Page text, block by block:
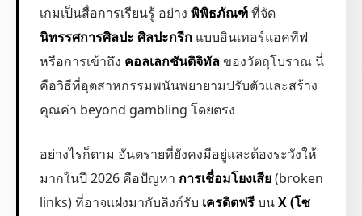
เกมเป็นสื่อการเรียนรู้ อย่าง พิพิธภัณฑ์ที่จัด
นิทรรศการศิลปะ ศิลปะกรีก แบบอินเทอร์แอคทีฟ
หรือการเข้าถึง คอลเลกชันดิจิทัลของวัตถุโบราณ นี่
คือวิธีที่อุตสาหกรรมพนันพยายามปรับตัวและสร้าง
คุณค่า beyond gambling โดยตรง
อย่างไรก็ตาม อันตรายที่ยังคงมีอยู่และต้องระวังให้
มากในปี 2026 คือปัญหา การเชื่อมโยงเสีย(broken
links) ที่อาจแฝงมากับลิงก์รับ เครดิตฟรีบนX (โซ